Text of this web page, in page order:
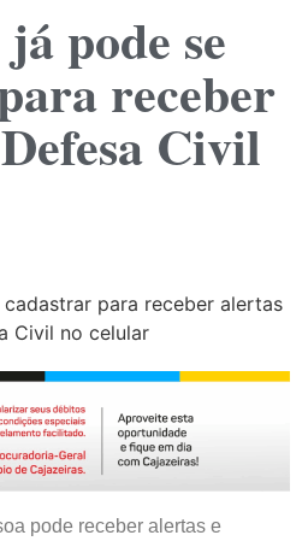
pode se
receber
Civil
pode receber alertas e